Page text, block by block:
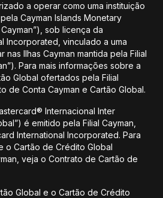
a operar como uma instituição
Cayman Islands Monetary
sob licença da
Incorporated, vinculado a uma
Ilhas Cayman mantida pela Filial
Para mais informações sobre a
Global ofertados pela Filial
de Conta Cayman e Cartão Global.
Internacional Inter
é emitido pela Filial Cayman,
International Incorporated. Para
o Cartão de Crédito Global
veja o Contrato de Cartão de
Global e o Cartão de Crédito